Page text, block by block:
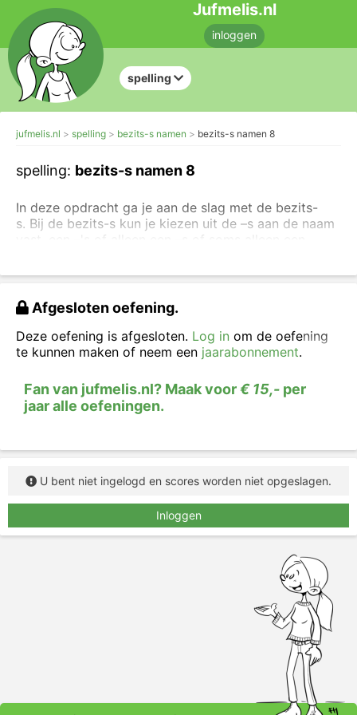
Jufmelis.nl
inloggen
spelling
jufmelis.nl spelling bezits-s namen bezits-s namen 8
spelling: bezits-s namen 8
In deze opdracht ga je aan de slag met de bezits-
s. Bij de bezits-s kun je kiezen uit de –s aan de naam
vast, een –'s of alleen een –s of soms alleen een
Afgesloten oefening.
Deze oefening is afgesloten. Log in om de oefening
te kunnen maken of neem een jaarabonnement.
Fan van jufmelis.nl? Maak voor€ 15,- per
jaar alle oefeningen.
U bent niet ingelogd en scores worden niet opgeslagen.
Inloggen